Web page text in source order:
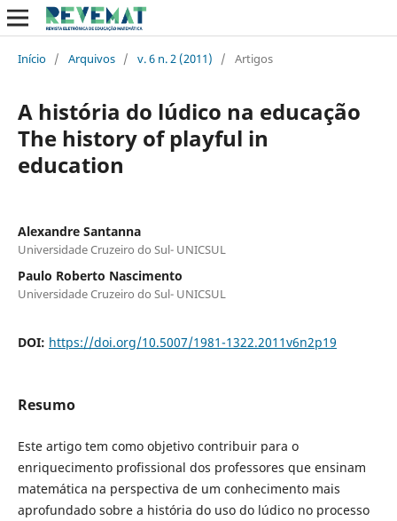
Início / Arquivos / v. 6 n. 2 (2011) / Artigos
A história do lúdico na educação
The history of playful in
education
Alexandre Santanna
Universidade Cruzeiro do Sul- UNICSUL
Paulo Roberto Nascimento
Universidade Cruzeiro do Sul- UNICSUL
DOI: https://doi.org/10.5007/1981-1322.2011v6n2p19
Resumo
Este artigo tem como objetivo contribuir para o
enriquecimento profissional dos professores que ensinam
matemática na perspectiva de um conhecimento mais
aprofundado sobre a história do uso do lúdico no processo